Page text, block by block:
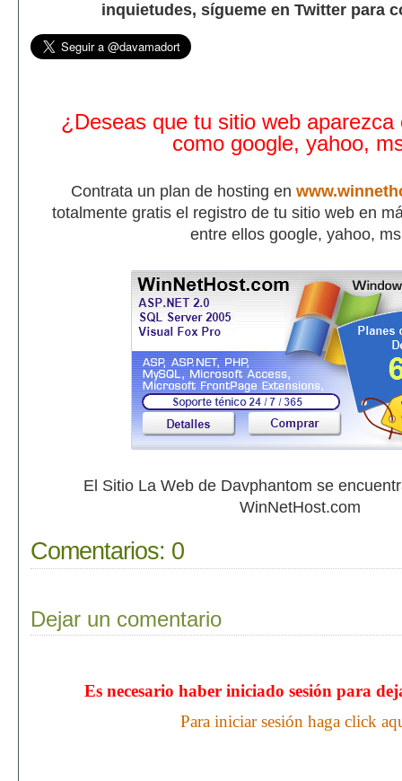
inquietudes, sígueme en Twitter para
¿Deseas que tu sitio web aparezca
como google, yahoo,
Contrata un plan de hosting en
totalmente gratis el registro de tu sitio web en
entre ellos google, yahoo,
El Sitio La Web de Davphantom se
WinNetHost.com
Comentarios: 0
Dejar un comentario
Es necesario haber iniciado sesión para
Para iniciar sesión haga click